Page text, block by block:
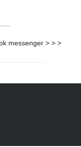
messenger > > >